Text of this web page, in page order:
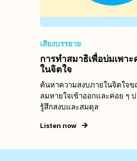
เสียงบรรยาย
การทำสมาธิเพื่อบ่มเพาะ
ในจิตใจ
ค้นหาความสงบภายในจิตใจ
ลมหายใจเข้าออกและค่อย ๆ
รู้สึกสงบและสมดุล
Listen now